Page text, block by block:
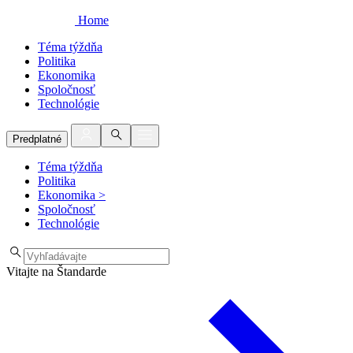
Home
Téma týždňa
Politika
Ekonomika
Spoločnosť
Technológie
Predplatné
Téma týždňa
Politika
Ekonomika >
Spoločnosť
Technológie
Vitajte na Štandarde